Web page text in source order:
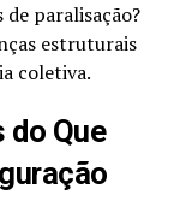
de paralisação?
estruturais
coletiva.
Que